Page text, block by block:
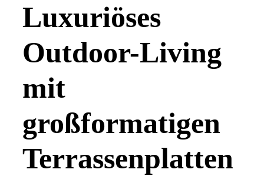
Luxuriöses
Outdoor-Living
mit
großformatigen
Terrassenplatten